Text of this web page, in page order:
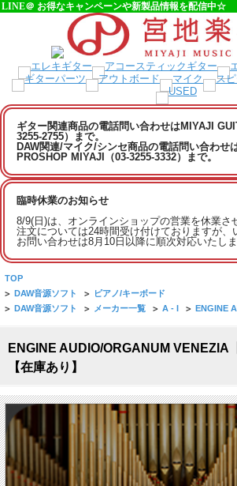
LINE＠ お得なキャンペーンや新製品情報を配信中☆
ギター関連商品の電話問い合わせはMIYAJI
3255-2755）まで。
DAW関連/マイク/シンセ商品の電話問い合わせ
PROSHOP MIYAJI（03-3255-3332）まで。
臨時休業のお知らせ
8/9(日)は、オンラインショップの営業を休業さ
注文については24時間受け付けておりますが、
お問い合わせは8月10日以降に順次対応いたしま
TOP
> DAW音源ソフト > ピアノ/キーボード
> DAW音源ソフト > メーカー一覧 > A - I > ENGINE
ENGINE AUDIO/ORGANUM VENEZIA
【在庫あり】